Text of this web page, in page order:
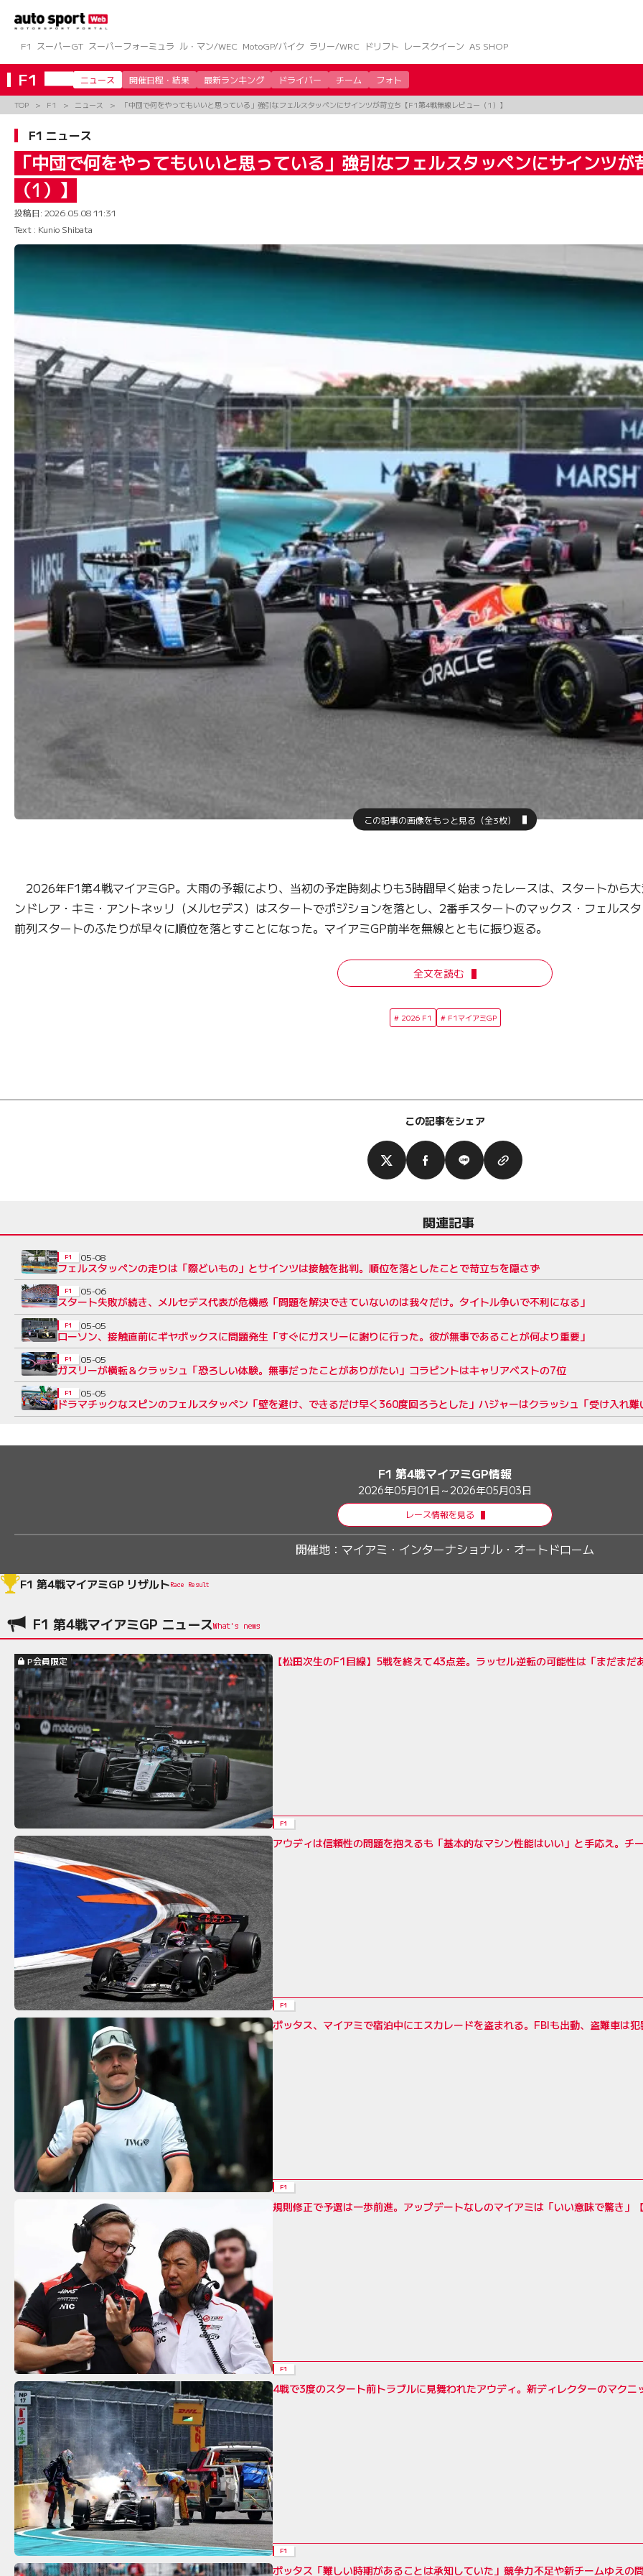
ツ
へ
ス
キ
ッ
F1 スーパーGT スーパーフォーミュラ ル・マン/WEC MotoGP/バイク ラリー/WRC ドリフト レースクイーン AS SHOP
F1 ニュース 開催日程・結果 最新ランキング ドライバー チーム フォト
TOP F1 ニュース 「中団で何をやってもいいと思っている」強引なフェルスタッペンにサインツが苛立ち【F1第4戦無線レビュー（1）】
F1 ニュース
「中団で何をやってもいいと思っている」強引なフェルスタッペンにサインツ
（1）】
投稿日: 2026.05.08 11:31
Text : Kunio Shibata
この記事の画像をもっと見る（全3枚）
2026年F1第4戦マイアミGP。大雨の予報により、当初の予定時刻よりも3時間早く始まったレースは、スタートから
ンドレア・キミ・アントネッリ（メルセデス）はスタートでポジションを落とし、2番手スタートのマックス・フェルス
前列スタートのふたりが早々に順位を落とすことになった。マイアミGP前半を無線とともに振り返る。
全文を読む
2026 F1 F1マイアミGP
この記事をシェア
関連記事
フェルスタッペンの走りは「際どいもの」とサインツは接触を批判。順位を落としたことで苛立ちを隠さず
F1 05-08
スタート失敗が続き、メルセデス代表が危機感「問題を解決できていないのは我々だけ。タイトル争いで不利になる」
F1 05-06
ローソン、接触直前にギヤボックスに問題発生「すぐにガスリーに謝りに行った。彼が無事であることが何より重要」
F1 05-05
ガスリーが横転＆クラッシュ「恐ろしい体験。無事だったことがありがたい」コラピントはキャリアベストの7位
F1 05-05
ドラマチックなスピンのフェルスタッペン「壁を避け、できるだけ早く360度回ろうとした」ハジャーはクラッシュ「受け入れ難
F1 05-05
F1 第4戦マイアミGP情報
2026年05月01日～2026年05月03日
レース情報を見る
開催地： マイアミ・インターナショナル・オートドローム
F1 第4戦マイアミGP リザルトRace Result
F1 第4戦マイアミGP ニュース
P会員限定 【松田次生のF1目線】5戦を終えて43点差。ラッセル逆転の可能性は「まだまだ
F1
アウディは信頼性の問題を抱えるも「基本的なマシン性能はいい」と手応え。チ
F1
ボッタス、マイアミで宿泊中にエスカレードを盗まれる。FBIも出動、盗難車は
F1
規則修正で予選は一歩前進。アップデートなしのマイアミは「いい意味で驚き
F1
4戦で3度のスタート前トラブルに見舞われたアウディ。新ディレクターのマクニ
F1
ボッタス「難しい時期があることは承知していた」競争力不足や新チームゆえの